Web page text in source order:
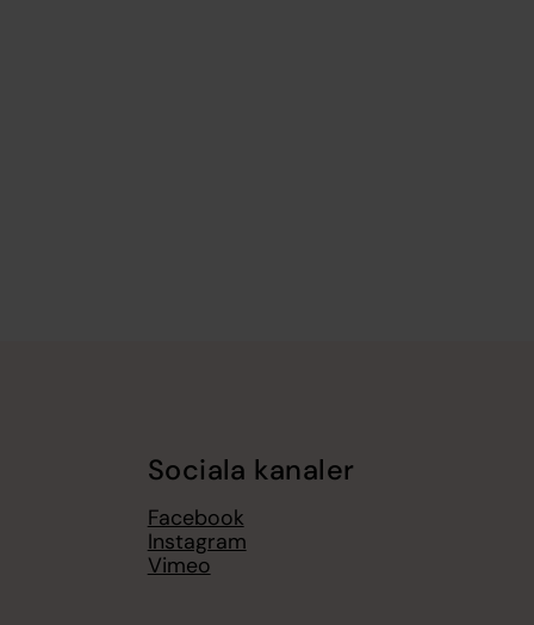
Sociala kanaler
Facebook
Instagram
Vimeo